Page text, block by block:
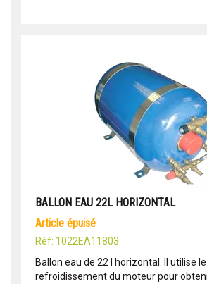
BALLON EAU 22L HORIZONTAL
article épuisé
Réf: 1022EA11803
Ballon eau de 22 l horizontal. Il utilise
refroidissement du moteur pour